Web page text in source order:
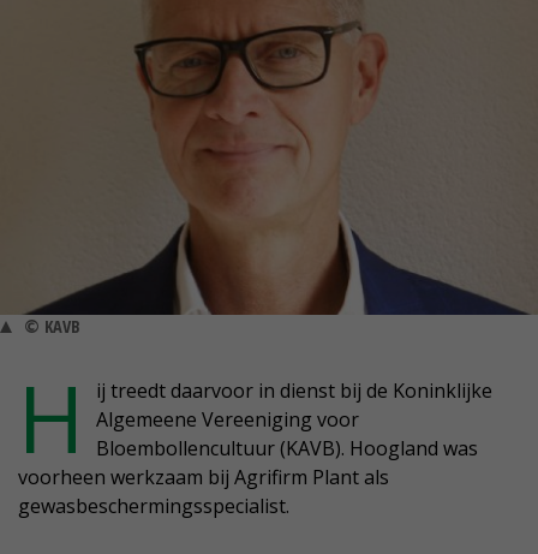
© KAVB
H
ij treedt daarvoor in dienst bij de Koninklijke
Algemeene Vereeniging voor
Bloembollencultuur (KAVB). Hoogland was
voorheen werkzaam bij Agrifirm Plant als
gewasbeschermingsspecialist.